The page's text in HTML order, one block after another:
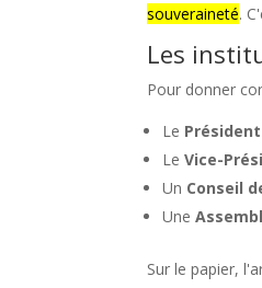
souveraineté.
Les
Pour donner
Le
LeVice-
Un Conseil
Une
Sur le papier,